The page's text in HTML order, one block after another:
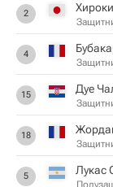
2
4
15 Дуе
18
5 Лукас